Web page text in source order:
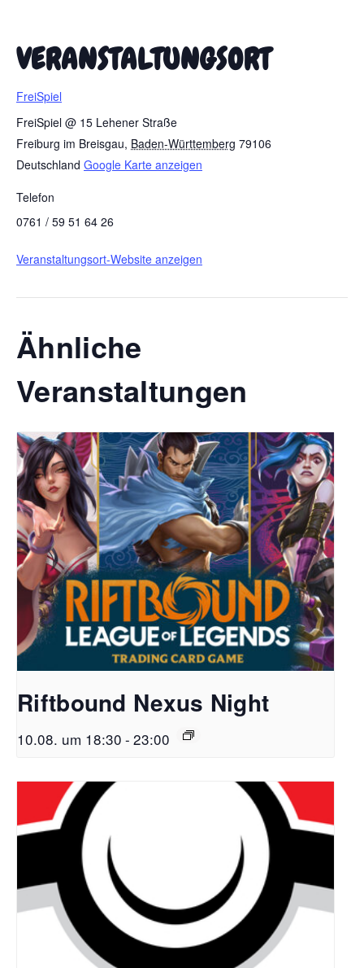
VERANSTALTUNGSORT
FreiSpiel
FreiSpiel @ 15 Lehener Straße
Freiburg im Breisgau, Baden-Württemberg 79106
Deutschland Google Karte anzeigen
Telefon
0761 / 59 51 64 26
Veranstaltungsort-Website anzeigen
Ähnliche
Veranstaltungen
Riftbound Nexus Night
10.08. um 18:30 - 23:00